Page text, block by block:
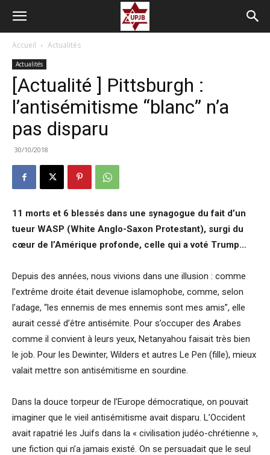
Accueil Actualités
Actualités
[Actualité ] Pittsburgh :
l’antisémitisme “blanc” n’a
pas disparu
30/10/2018
11 morts et 6 blessés dans une synagogue du fait d’un
tueur WASP (White Anglo-Saxon Protestant), surgi du
cœur de l’Amérique profonde, celle qui a voté Trump…
Depuis des années, nous vivions dans une illusion : comme
l’extrême droite était devenue islamophobe, comme, selon
l’adage, “les ennemis de mes ennemis sont mes amis”, elle
aurait cessé d’être antisémite. Pour s’occuper des Arabes
comme il convient à leurs yeux, Netanyahou faisait très bien
le job. Pour les Dewinter, Wilders et autres Le Pen (fille), mieux
valait mettre son antisémitisme en sourdine.
Dans la douce torpeur de l’Europe démocratique, on pouvait
imaginer que le vieil antisémitisme avait disparu. L’Occident
avait rapatrié les Juifs dans la « civilisation judéo-chrétienne »,
une fiction qui n’a jamais existé. On se persuadait que le seul